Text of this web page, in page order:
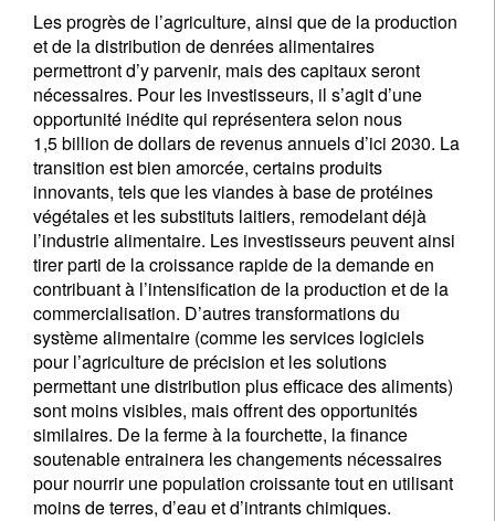
Les progrès de l’agriculture, ainsi que de la production
et de la distribution de denrées alimentaires
permettront d’y parvenir, mais des capitaux seront
nécessaires. Pour les investisseurs, il s’agit d’une
opportunité inédite qui représentera selon nous
1,5 billion de dollars de revenus annuels d’ici 2030. La
transition est bien amorcée, certains produits
innovants, tels que les viandes à base de protéines
végétales et les substituts laitiers, remodelant déjà
l’industrie alimentaire. Les investisseurs peuvent ainsi
tirer parti de la croissance rapide de la demande en
contribuant à l’intensification de la production et de la
commercialisation. D’autres transformations du
système alimentaire (comme les services logiciels
pour l’agriculture de précision et les solutions
permettant une distribution plus efficace des aliments)
sont moins visibles, mais offrent des opportunités
similaires. De la ferme à la fourchette, la finance
soutenable entrainera les changements nécessaires
pour nourrir une population croissante tout en utilisant
moins de terres, d’eau et d’intrants chimiques.